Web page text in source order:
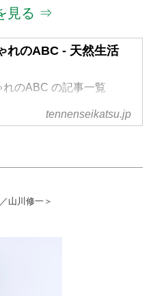
見る ⇒
れのABC - 天然生活
れのABC の記事一覧
tennenseikatsu.jp
山川修一＞